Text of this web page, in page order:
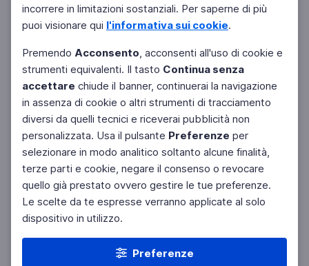
incorrere in limitazioni sostanziali. Per saperne di più
puoi visionare qui l'informativa sui cookie.
Premendo Acconsento, acconsenti all'uso di cookie e
strumenti equivalenti. Il tasto Continua senza
accettare chiude il banner, continuerai la navigazione
in assenza di cookie o altri strumenti di tracciamento
diversi da quelli tecnici e riceverai pubblicità non
personalizzata. Usa il pulsante Preferenze per
selezionare in modo analitico soltanto alcune finalità,
terze parti e cookie, negare il consenso o revocare
quello già prestato ovvero gestire le tue preferenze.
Le scelte da te espresse verranno applicate al solo
dispositivo in utilizzo.
Preferenze